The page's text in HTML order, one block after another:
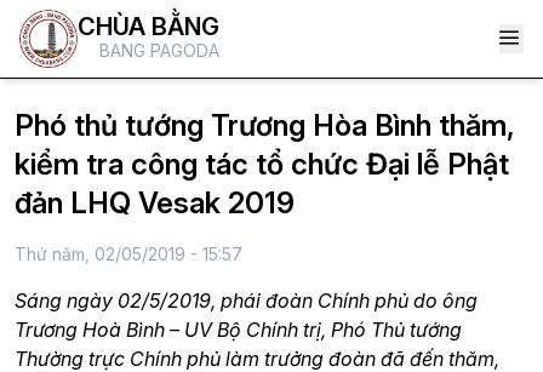
CHÙA BẰNG
BANG PAGODA
Phó thủ tướng Trương Hòa Bình thăm,
kiểm tra công tác tổ chức Đại lễ Phật
đản LHQ Vesak 2019
Thứ năm, 02/05/2019 - 15:57
Sáng ngày 02/5/2019, phái đoàn Chính phủ do ông
Trương Hoà Bình – UV Bộ Chính trị, Phó Thủ tướng
Thường trực Chính phủ làm trưởng đoàn đã đến thăm,